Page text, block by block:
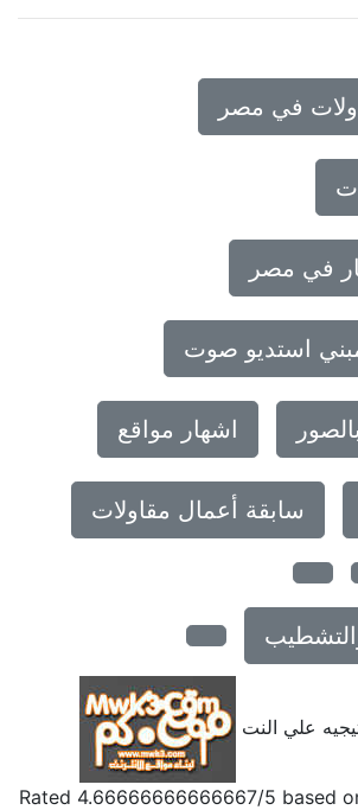
في مصر
في مصر
استديو صوت
اشهار مواقع
سابقة أعمال مقاولات
علي النت
Rated4.66666666666667/5